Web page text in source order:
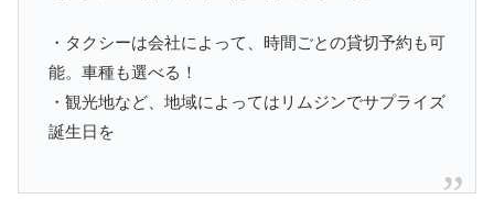
・タクシーは会社によって、時間ごとの貸切予約も可
能。車種も選べる！
・観光地など、地域によってはリムジンでサプライズ
誕生日を